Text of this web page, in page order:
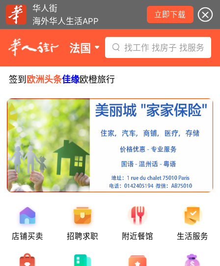
华人街
海外华人生活APP
立即下载
法国 找工作 找房子 找服务
签到 欧洲头条佳缘欧橙旅行
店铺买卖 招聘求职 附近餐馆 生活服务